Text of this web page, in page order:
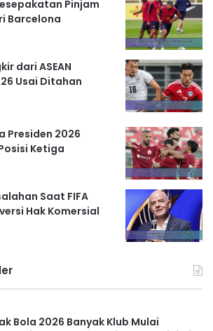
Pinjam
Barcelona
dari ASEAN
Usai Ditahan
Presiden 2026
Ketiga
Saat FIFA
Hak Komersial
Bola 2026 Banyak Klub Mulai